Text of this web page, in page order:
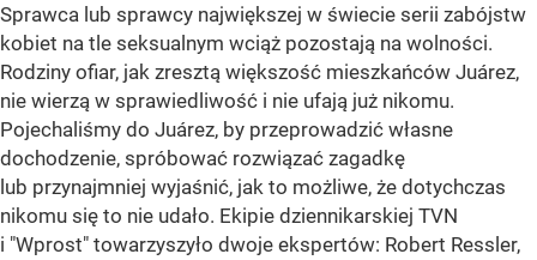
Sprawca lub sprawcy największej w świecie serii zabójstw
kobiet na tle seksualnym wciąż pozostają na wolności.
Rodziny ofiar, jak zresztą większość mieszkańców Juárez,
nie wierzą w sprawiedliwość i nie ufają już nikomu.
Pojechaliśmy do Juárez, by przeprowadzić własne
dochodzenie, spróbować rozwiązać zagadkę
lub przynajmniej wyjaśnić, jak to możliwe, że dotychczas
nikomu się to nie udało. Ekipie dziennikarskiej TVN
i "Wprost" towarzyszyło dwoje ekspertów: Robert Ressler,